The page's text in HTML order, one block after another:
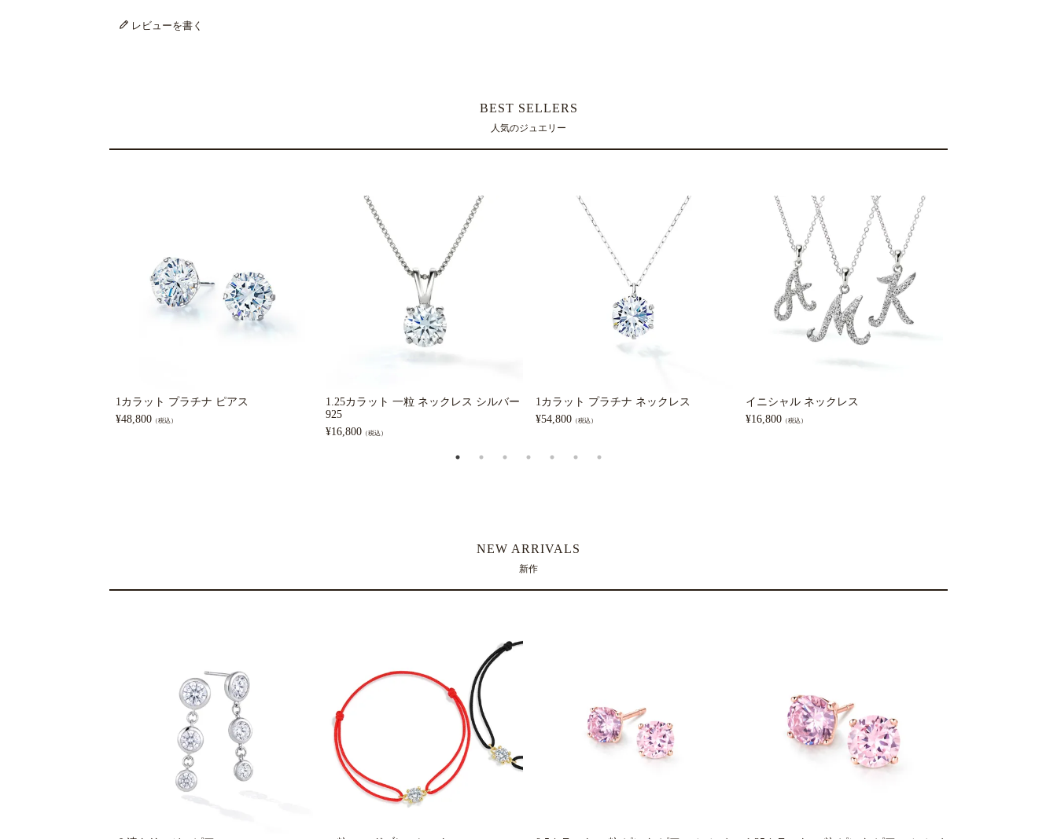
レビューを書く
BEST SELLERS
人気のジュエリー
1カラット プラチナ ピアス
¥48,800 （税込）
1.25カラット 一粒 ネックレス シルバー
925
¥16,800 （税込）
1カラット プラチナ ネックレス
¥54,800 （税込）
イニシャル ネックレス
¥16,800 （税込）
NEW ARRIVALS
新作